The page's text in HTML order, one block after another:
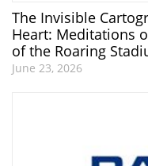
The Invisible
Heart: Meditations
of the Roaring
June 23, 2026